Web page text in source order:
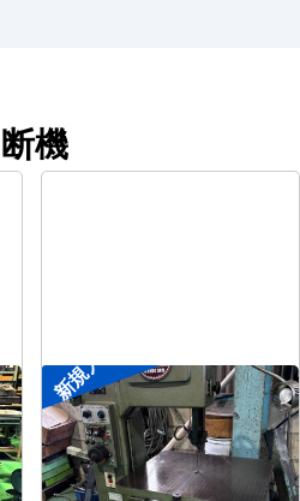
機
新規入荷
コンターマシン
メーカー アンドソー
形 式 TA-300